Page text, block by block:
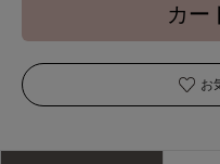
カー
お